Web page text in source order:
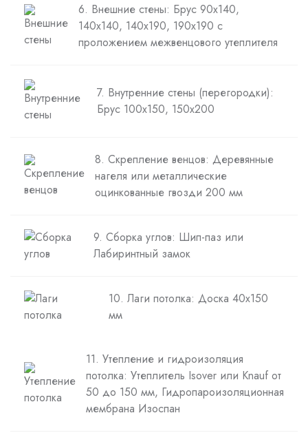
6. Внешние стены: Брус 90х140,
140х140, 140х190, 190х190 с
проложением межвенцового утеплителя
7. Внутренние стены (перегородки):
Брус 100х150, 150х200
8. Скрепление венцов: Деревянные
нагеля или металлические
оцинкованные гвозди 200 мм
9. Сборка углов: Шип-паз или
Лабиринтный замок
10. Лаги потолка: Доска 40х150
мм
11. Утепление и гидроизоляция
потолка: Утеплитель Isover или Knauf от
50 до 150 мм, Гидропароизоляционная
мембрана Изоспан